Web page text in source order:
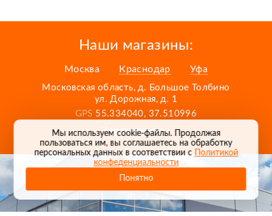
Наши магазины:
Москва Краснодар Уфа
Московская область, д. Большое Толбино
ул. Дорожная, д. 1
GPS 55.334040, 37.510996
Карта проезда
Мы используем cookie-файлы. Продолжая
пользоваться им, вы соглашаетесь на обработку
персональных данных в соответствии сПолитикой
конфеденциальности
Понятно